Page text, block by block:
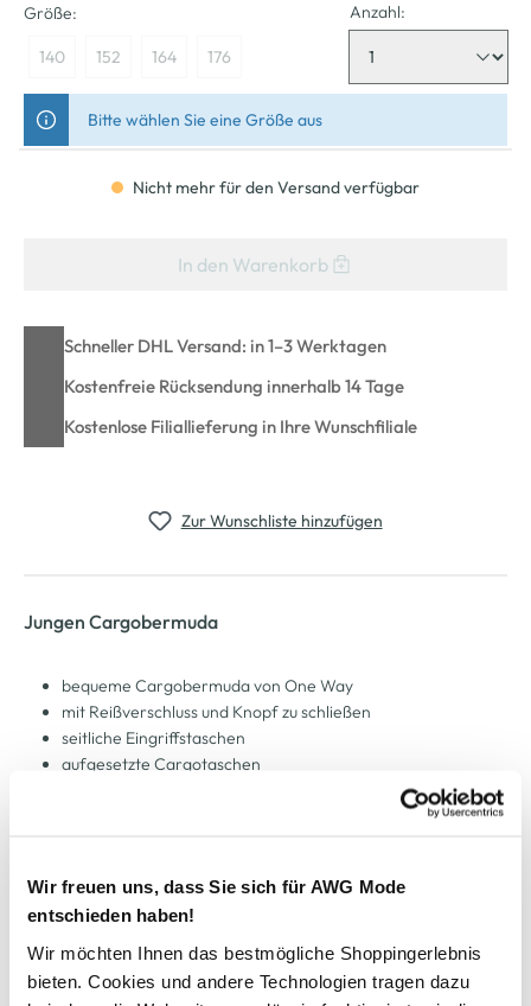
Wir freuen uns, dass Sie sich für AWG Mode
entschieden haben!
Wir möchten Ihnen das bestmögliche Shoppingerlebnis
bieten. Cookies und andere Technologien tragen dazu
Größe:
140 152 164 176
Anzahl:
Bitte wählen Sie eine Größe aus
Nicht mehr für den Versand verfügbar
In den Warenkorb
Schneller DHL Versand: in 1–3 Werktagen
Kostenfreie Rücksendung innerhalb 14 Tage
Kostenlose Filiallieferung in Ihre Wunschfiliale
Zur Wunschliste hinzufügen
Jungen Cargobermuda
bequeme Cargobermuda von One Way
mit Reißverschluss und Knopf zu schließen
seitliche Eingriffstaschen
aufgesetzte Cargotaschen
AWG Artikelnummer
906689-olive